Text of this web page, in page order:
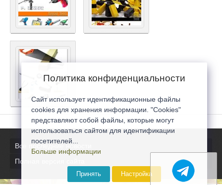
Все последние новости
Полная версия сайта
Политика конфиденциальности
Сайт использует идентификационные файлы
cookies для хранения информации. "Cookies"
представляют собой файлы, которые могут
использоваться сайтом для идентификации
посетителей...
Больше информации
Принять Настройка